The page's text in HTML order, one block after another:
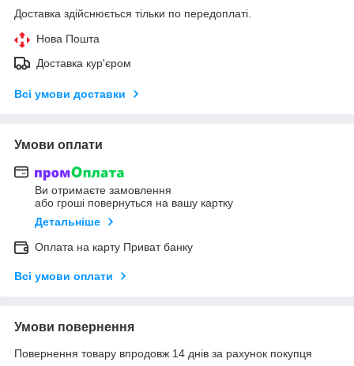
Доставка здійснюється тільки по передоплаті.
Нова Пошта
Доставка кур'єром
Всі умови доставки
Умови оплати
Ви отримаєте замовлення
або гроші повернуться на вашу картку
Детальніше
Оплата на карту Приват банку
Всі умови оплати
Умови повернення
Повернення товару впродовж 14 днів за рахунок покупця